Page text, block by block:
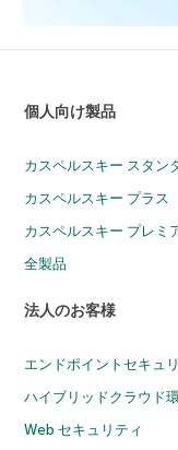
個人向け製品
カスペルスキー スタン
カスペルスキー プラス
カスペルスキー プレミ
全製品
法人のお客様
エンドポイントセキュ
ハイブリッドクラウド
Web セキュリティ